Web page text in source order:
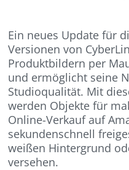
Ein neues Update für
Versionen von
Produktbildern per
und ermöglicht seine
Studioqualität. Mit
werden Objekte für
Online-Verkauf auf
sekundenschnell
weißen Hintergrund
versehen.